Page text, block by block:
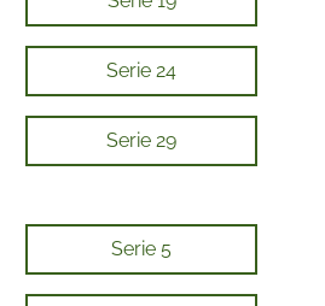
Serie 24
Serie 29
Serie 5